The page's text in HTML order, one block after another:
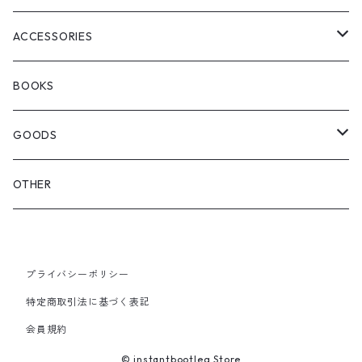
WOODBLOCK
SEDAN ALL-PURPOSE
BOOTS
BACKPACK
SHOULDER
OTHER BAGS
ACCESSORIES
EYE WEAR
CAP&HAT
GLOVES&SCARF
SHOULDER
SMALL BAG
BOOKS
GOODS
TOY
PINS& PINBACK
SOX
OTHER
プライバシーポリシー
特定商取引法に基づく表記
会員規約
© instantbootleg Store